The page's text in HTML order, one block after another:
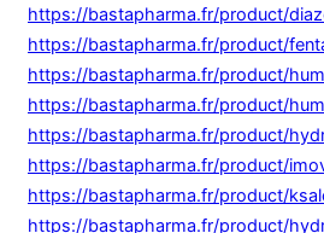
https://bastapharma.fr/product/
https://bastapharma.fr/product/
https://bastapharma.fr/product/
https://bastapharma.fr/product/
https://bastapharma.fr/product/
https://bastapharma.fr/product/
https://bastapharma.fr/product/
https://bastapharma.fr/product/